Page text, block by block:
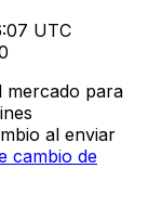
UTC
mercado para
al enviar
cambio de